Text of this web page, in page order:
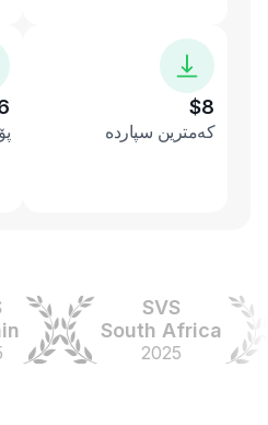
$8
کەمترین سپاردە
SVS
South Africa
2025